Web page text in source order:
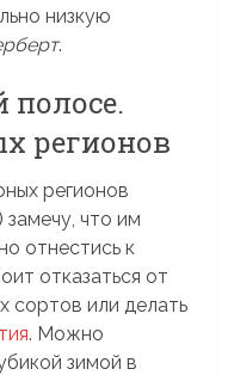
низкую
.
полосе.
регионов
регионов
замечу, что им
отнестись к
отказаться от
сортов или делать
. Можно
зимой в